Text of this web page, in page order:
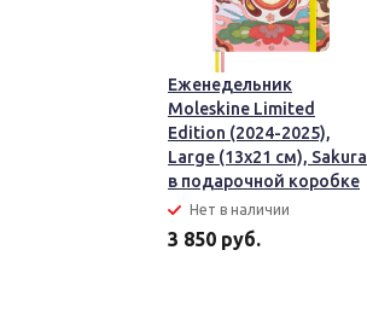
Еженедельник
Moleskine Limited
Edition (2024-2025),
Large (13x21 см), Sakura
в подарочной коробке
Нет в наличии
3 850 руб.